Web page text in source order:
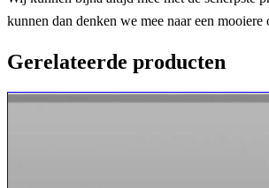
kunnen dan denken we mee naar een mooiere
Gerelateerde producten